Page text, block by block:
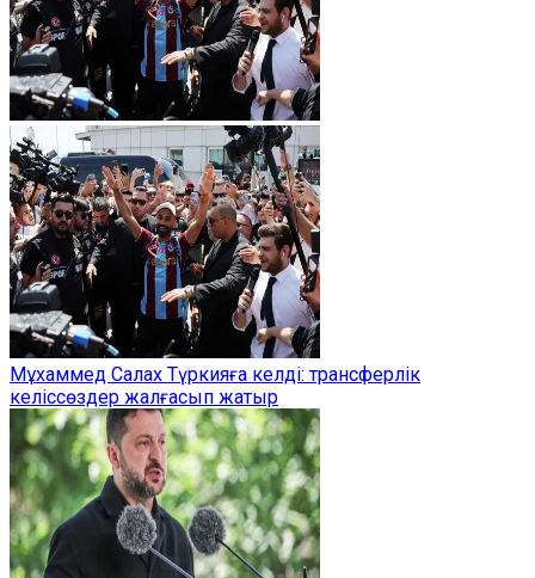
Мұхаммед Салах Түркияға келді: трансферлік
келіссөздер жалғасып жатыр